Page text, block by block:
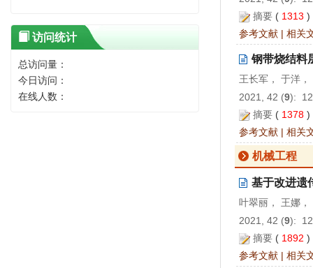
摘要 ( 1313
参考文献 | 相关
钢带烧结料
王长军， 于洋
2021, 42 (9):
摘要 ( 1378
参考文献 | 相关
机械工程
基于改进遗
叶翠丽， 王娜
2021, 42 (9):
摘要 ( 1892
参考文献 | 相关
访问统计
总访问量：
今日访问：
在线人数：